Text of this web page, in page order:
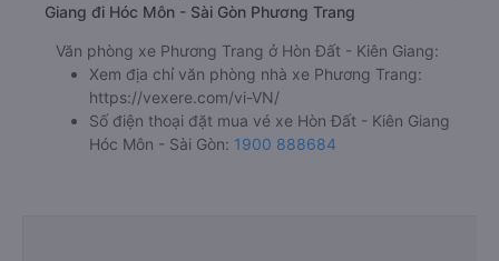
Giang đi Hóc Môn - Sài Gòn Phương Trang
Văn phòng xe Phương Trang ở Hòn Đất - Kiên Giang:
Xem địa chỉ văn phòng nhà xe Phương Trang:
https://vexere.com/vi-VN/
Số điện thoại đặt mua vé xe Hòn Đất - Kiên Giang
Hóc Môn - Sài Gòn: 1900 888684